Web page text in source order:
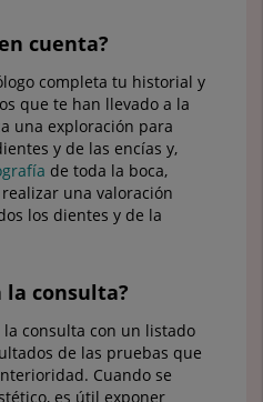
cuenta?
completa tu historial y
que te han llevado a la
una exploración para
y de las encías y,
de toda la boca,
una valoración
los dientes y de la
la consulta?
consulta con un listado
de las pruebas que
Cuando se
es útil exponer